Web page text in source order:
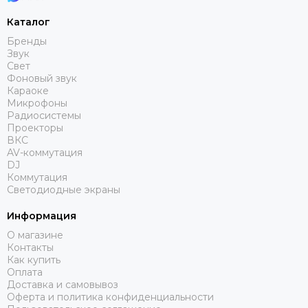
Яrilo
NEVOD
DSPPA
FDB Audio
Wyrestorm
RODE
DPA
Genelec
Canare
Ultimate Support
Montarbo
Каталог
Бренды
Звук
Свет
Фоновый звук
Караоке
Микрофоны
Радиосистемы
Проекторы
ВКС
AV-коммутация
DJ
Коммутация
Светодиодные экраны
Информация
О магазине
Контакты
Как купить
Оплата
Доставка и самовывоз
Оферта и политика конфиденциальности